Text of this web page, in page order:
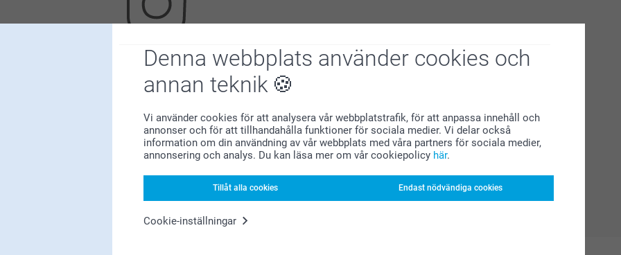
Denna webbplats använder cookies och
annan teknik
Vi använder cookies för att analysera vår webbplatstrafik, för att anpassa innehåll och
annonser och för att tillhandahålla funktioner för sociala medier. Vi delar också
information om din användning av vår webbplats med våra partners för sociala medier,
annonsering och analys. Du kan läsa mer om vår cookiepolicy här.
Tillåt alla cookies Endast nödvändiga cookies
Cookie-inställningar
Letar du efter inspiration?
Förstklassig kundservice